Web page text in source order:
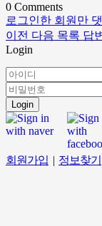
0 Comments
로그인한 회원만
이전 다음 목록 답
Login
Login
회원가입 | 정보찾기